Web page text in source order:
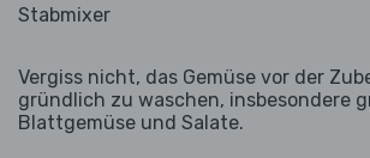
Stabmixer
Vergiss nicht, das Gemüse vor der
gründlich zu waschen, insbesondere
Blattgemüse und Salate.